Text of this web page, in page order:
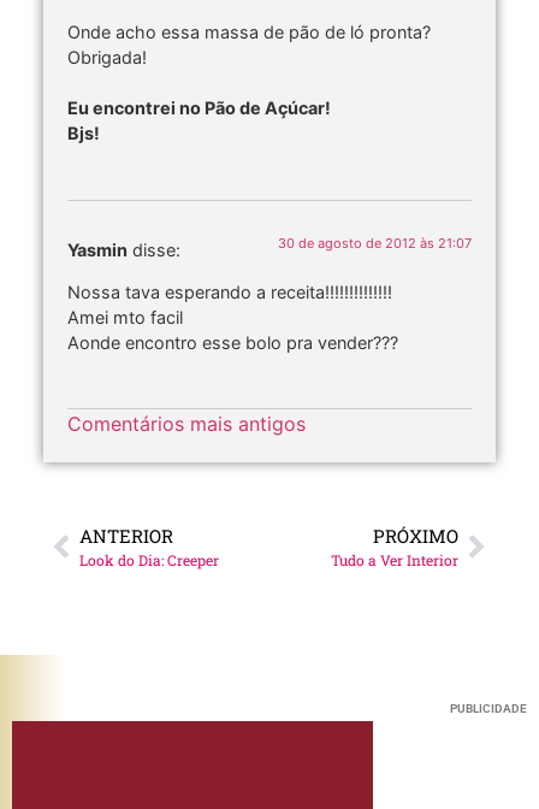
Onde acho essa massa de pão de ló pronta?
Obrigada!
Eu encontrei no Pão de Açúcar!
Bjs!
Yasmin disse: 30 de agosto de 2012 às 21:07
Nossa tava esperando a receita!!!!!!!!!!!!!!
Amei mto facil
Aonde encontro esse bolo pra vender???
Comentários mais antigos
ANTERIOR
Look do Dia: Creeper
PRÓXIMO
Tudo a Ver Interior
PUBLICIDADE